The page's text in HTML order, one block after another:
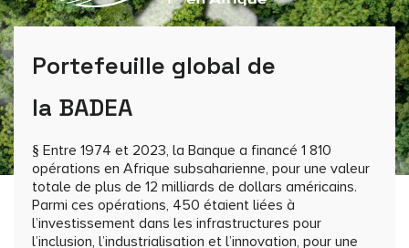
Portefeuille global de
la BADEA
§ Entre 1974 et 2023, la Banque a financé 1 810
opérations en Afrique subsaharienne, pour une valeur
totale de plus de 12 milliards de dollars américains.
Parmi ces opérations, 450 étaient liées à
l’investissement dans les infrastructures pour
l’inclusion, l’industrialisation et l’innovation, pour une